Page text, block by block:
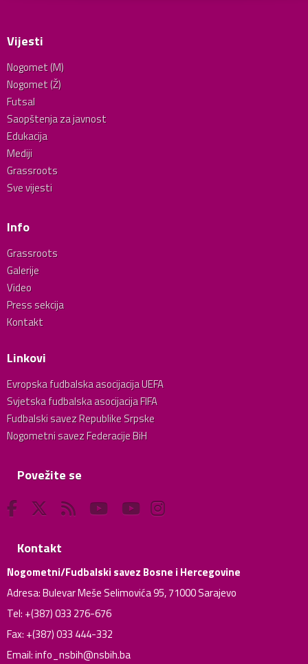
Vijesti
Nogomet (M)
Nogomet (Ž)
Futsal
Saopštenja za javnost
Edukacija
Mediji
Grassroots
Sve vijesti
Info
Grassroots
Galerije
Video
Press sekcija
Kontakt
Linkovi
Evropska fudbalska asocijacija UEFA
Svjetska fudbalska asocijacija FIFA
Fudbalski savez Republike Srpske
Nogometni savez Federacije BiH
Povežite se
Kontakt
Nogometni/Fudbalski savez Bosne i Hercegovine
Adresa: Bulevar Meše Selimovića 95, 71000 Sarajevo
Tel: +(387) 033 276-676
Fax: +(387) 033 444-332
Email:info_nsbih@nsbih.ba